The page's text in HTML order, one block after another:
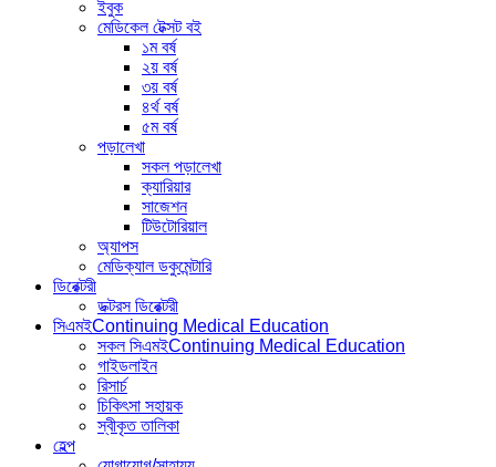
ইবুক
মেডিকেল টেক্সট বই
১ম বর্ষ
২য় বর্ষ
৩য় বর্ষ
৪র্থ বর্ষ
৫ম বর্ষ
পড়ালেখা
সকল পড়ালেখা
ক্যারিয়ার
সাজেশন
টিউটোরিয়াল
অ্যাপস
মেডিক্যাল ডকুমেন্টারি
ডিরেক্টরী
ডক্টরস ডিরেক্টরী
সিএমইContinuing Medical Education
সকল সিএমইContinuing Medical Education
গাইডলাইন
রিসার্চ
চিকিৎসা সহায়ক
স্বীকৃত তালিকা
হেল্প